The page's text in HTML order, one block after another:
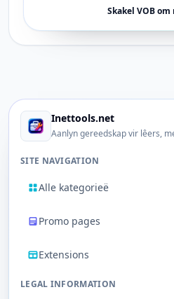
Skakel VOB om
Inettools.net
Aanlyn gereedskap vir lêers,
SITE NAVIGATION
Alle kategorieë
Promo pages
Extensions
LEGAL INFORMATION